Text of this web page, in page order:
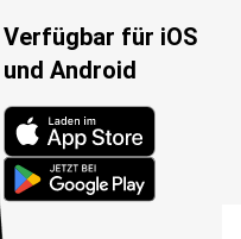
Verfügbar für iOS
und Android